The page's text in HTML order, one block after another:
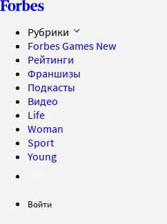
Рубрики
Forbes Games New
Рейтинги
Франшизы
Подкасты
Видео
Life
Woman
Sport
Young
Войти